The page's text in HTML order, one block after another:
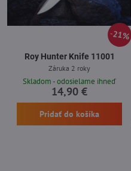
21%
Roy Hunter Knife 11001
Záruka 2 roky
Skladom - odosielame ihneď
14,90 €
Pridať do košíka